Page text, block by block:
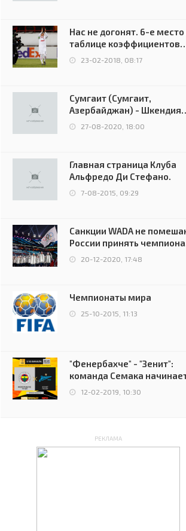
Нас не догонят. 6-е место
таблице коэффициентов
УЕФА остаётся за Россией
23-02-2018, 08:17
Сумгаит (Сумгаит,
Азербайджан) - Шкендия
(Тетово, Северная
Македония) - 0:2 (0:0)
27-08-2020, 18:00
Главная страница Клуба
Альфредо Ди Стефано.
7-08-2015, 09:29
Санкции WADA не
России принять
Европы и финал Лиги
чемпионов.
20-12-2020, 17:48
Чемпионаты мира
25-10-2015, 11:13
"Фенербахче" - "Зенит":
команда Семака
путь в плей-офф Лиги
12-02-2019, 10:30
РЕКЛАМА